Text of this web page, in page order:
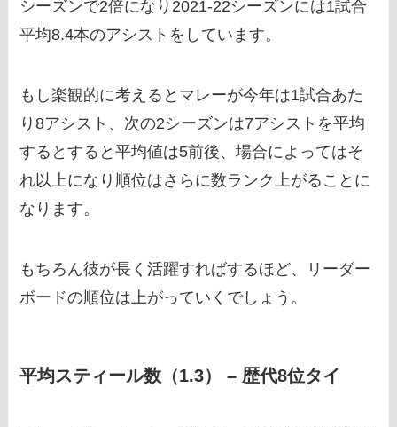
シーズンで2倍になり2021-22シーズンには1試合
平均8.4本のアシストをしています。
もし楽観的に考えるとマレーが今年は1試合あた
り8アシスト、次の2シーズンは7アシストを平均
するとすると平均値は5前後、場合によってはそ
れ以上になり順位はさらに数ランク上がることに
なります。
もちろん彼が長く活躍すればするほど、リーダー
ボードの順位は上がっていくでしょう。
平均スティール数（1.3） – 歴代8位タイ